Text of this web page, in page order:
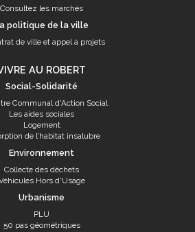
Consultez les marchés
politique de la ville
de ville et appel à projets
AU ROBERT
Social-Solidarité
Communal d'Action Social
Les aides sociales
Logement
de l’habitat insalubre
Environnement
Collecte des déchets
Hors d'Usage
Urbanisme
PLU
50 pas géométriques